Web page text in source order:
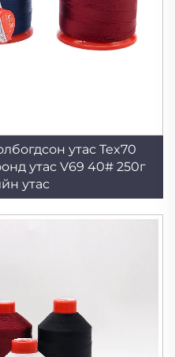
утас Tex70
утас V69 40# 250г
утас